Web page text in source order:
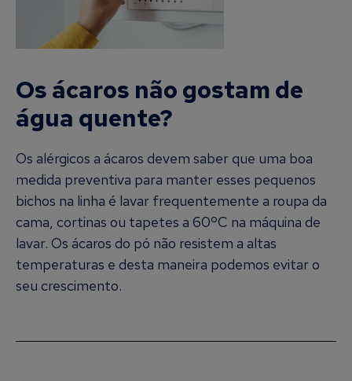
Os ácaros não gostam de
água quente?
Os alérgicos a ácaros devem saber que uma boa
medida preventiva para manter esses pequenos
bichos na linha é lavar frequentemente a roupa da
cama, cortinas ou tapetes a 60ºC na máquina de
lavar. Os ácaros do pó não resistem a altas
temperaturas e desta maneira podemos evitar o
seu crescimento.